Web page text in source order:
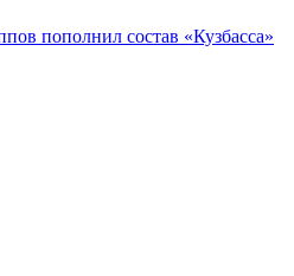
пополнил состав «Кузбасса»